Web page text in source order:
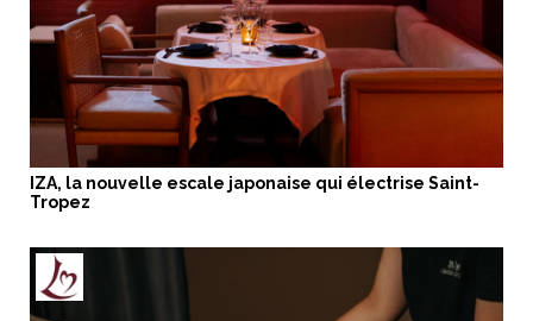
IZA, la nouvelle escale japonaise qui électrise Saint-
Tropez